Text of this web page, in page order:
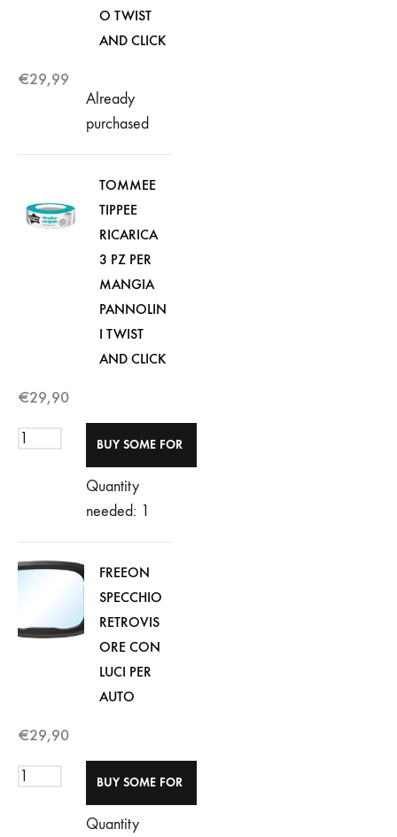
O TWIST
AND CLICK
€29,99
Already
purchased
TOMMEE
TIPPEE
RICARICA
3 PZ PER
MANGIA
PANNOLIN
I TWIST
AND CLICK
€29,90
Quantity
needed: 1
FREEON
SPECCHIO
RETROVIS
ORE CON
LUCI PER
AUTO
€29,90
Quantity